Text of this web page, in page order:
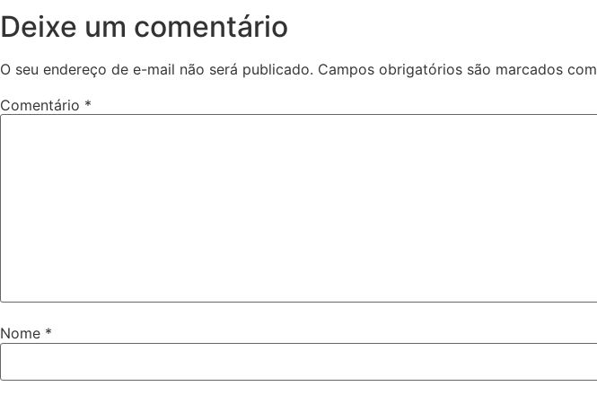
Deixe um comentário
O seu endereço de e-mail não será publicado. Campos obrigatórios são marcados com
Comentário *
Nome *